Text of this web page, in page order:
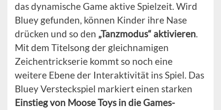
das dynamische Game aktive Spielzeit. Wird
Bluey gefunden, können Kinder ihre Nase
drücken und so den „Tanzmodus“ aktivieren.
Mit dem Titelsong der gleichnamigen
Zeichentrickserie kommt so noch eine
weitere Ebene der Interaktivität ins Spiel. Das
Bluey Versteckspiel markiert einen starken
Einstieg von Moose Toys in die Games-